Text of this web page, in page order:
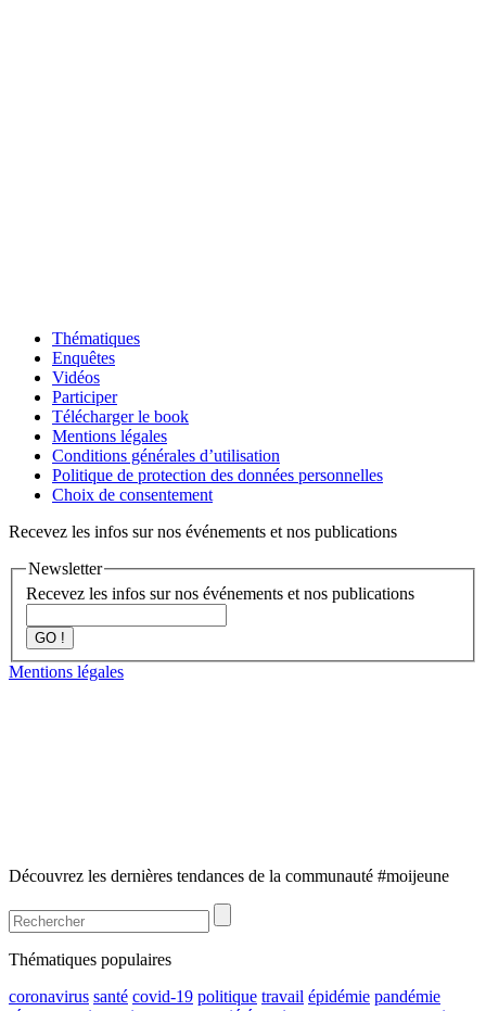
Thématiques
Enquêtes
Vidéos
Participer
Télécharger le book
Mentions légales
Conditions générales d’utilisation
Politique de protection des données personnelles
Choix de consentement
Recevez les infos sur nos événements et nos publications
Newsletter
Recevez les infos sur nos événements et nos publications
GO !
Mentions légales
Découvrez les dernières tendances de la communauté #moijeune
Thématiques populaires
coronavirus santé covid-19 politique travail épidémie pandémie